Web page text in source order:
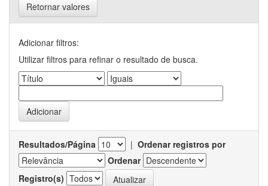
Retornar valores
Adicionar filtros:
Utilizar filtros para refinar o resultado de busca.
Resultados/Página | Ordenar registros por
Ordenar
Registro(s)